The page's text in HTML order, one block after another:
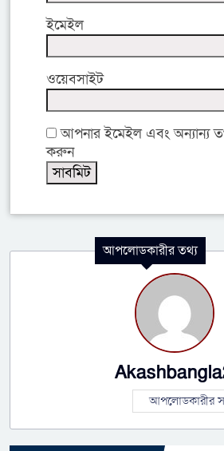
ইমেইল
ওয়েবসাইট
আপনার ইমেইল এবং অন্যান্য
করুন
আপলোডকারীর তথ্য
আপলোডকারীর